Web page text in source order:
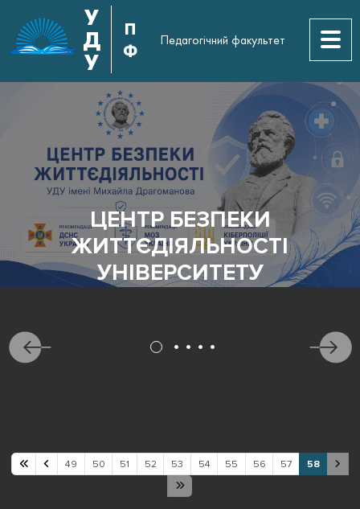
У
Д
У
П
Ф
Педагогічний факультет
ЦЕНТР БЕЗПЕКИ
ЖИТТЄДІЯЛЬНОСТІ
УНІВЕРСИТЕТУ
49 50 51 52 53 54 55 56 57 58